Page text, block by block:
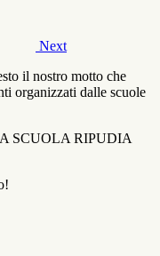
Next
il nostro motto che
organizzati dalle scuole
SCUOLA RIPUDIA